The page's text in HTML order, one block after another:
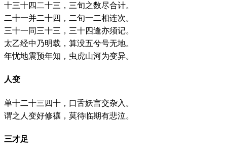
十三十四二十三，三旬之数尽合计。
二十一并二十四，二旬一二相连次。
三十一同三十三，三十四逢亦须记。
太乙经中乃明载，算没五兮号无地。
年忧地震预年知，虫虎山河为变异。
人变
单十二十三四十，口舌妖言交杂入。
谓之人变好修禳，莫待临期有悲泣。
三才足